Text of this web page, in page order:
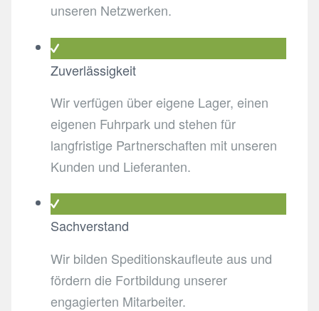
unseren Netzwerken.
Zuverlässigkeit
Wir verfügen über eigene Lager, einen
eigenen Fuhrpark und stehen für
langfristige Partnerschaften mit unseren
Kunden und Lieferanten.
Sachverstand
Wir bilden Speditionskaufleute aus und
fördern die Fortbildung unserer
engagierten Mitarbeiter.